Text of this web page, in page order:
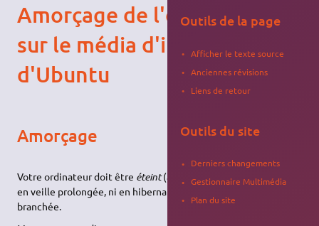
Amorçage de l'ordinateur
sur le média d'installation
d'Ubuntu
Amorçage
Votre ordinateur doit être éteint(attention
: ni en veille, ni
en veille prolongée, ni en hibernation) avec la clé
branchée.
Outils de la page
Afficher le texte source
Anciennes révisions
Liens de retour
Outils du site
Derniers changements
Gestionnaire Multimédia
Plan du site